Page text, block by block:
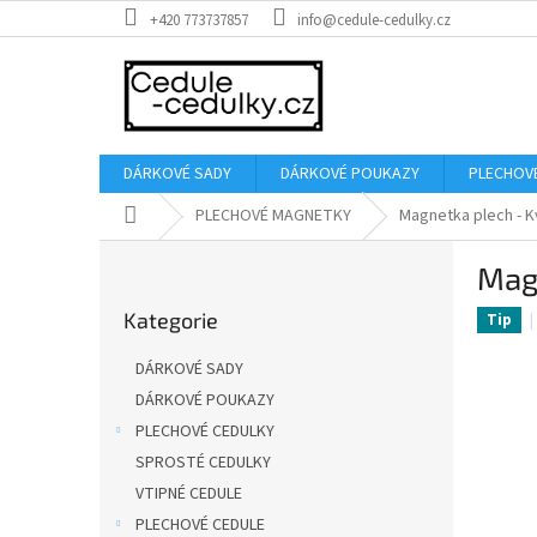
na
+420 773737857 info@cedule-cedulky.cz
DÁRKOVÉ SADY DÁRKOVÉ POUKAZY
Domů PLECHOVÉ MAGNETKY Magnetka plech -
kategorie
Kategorie
DÁRKOVÉ SADY
DÁRKOVÉ POUKAZY
PLECHOVÉ CEDULKY
SPROSTÉ CEDULKY
VTIPNÉ CEDULE
PLECHOVÉ CEDULE
Tip